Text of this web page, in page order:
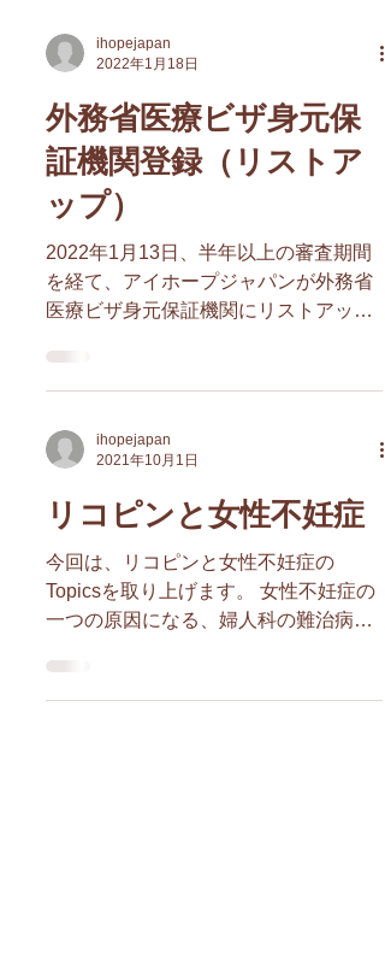
ihopejapan
2022年1月18日
外務省医療ビザ身元保
証機関登録（リストア
ップ）
2022年1月13日、半年以上の審査期間
を経て、アイホープジャパンが外務省
医療ビザ身元保証機関にリストアップ
査期間中にご協力をしていただいた
方々、重ねてお礼申し上げます。 【身
元保証機関（登録医療コーディネータ
ー等）のリスト（英語リス...
ihopejapan
2021年10月1日
リコピンと女性不妊症
今回は、リコピンと女性不妊症の
Topicsを取り上げます。 女性不妊症の
一つの原因になる、婦人科の難治病で
と子宮内膜症の因果関係は明確にわか
っていませんが、子宮内膜症による炎